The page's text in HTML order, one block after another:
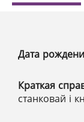
Дата
Краткая
станковай і